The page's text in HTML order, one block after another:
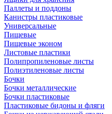
Паллеты и поддоны
Канистры пластиковые
Универсальные
Пищевые
Пищевые эконом
Листовые пластики
Полипропиленовые листы
Полиэтиленовые листы
Бочки
Бочки металлические
Бочки пластиковые
Пластиковые бидоны и фляги